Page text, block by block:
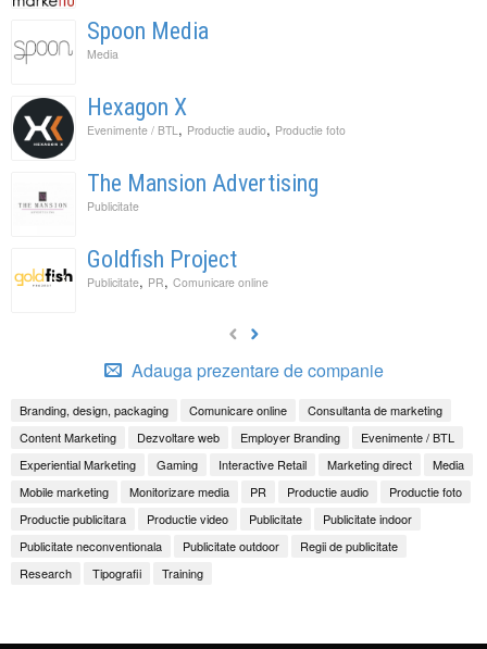
Spoon Media
Media
Hexagon X
Evenimente / BTL, Productie audio, Productie foto
The Mansion Advertising
Publicitate
Goldfish Project
Publicitate, PR, Comunicare online
Adauga prezentare de companie
Branding, design, packaging Comunicare online
Consultanta de marketing
Content Marketing
Dezvoltare web Employer Branding
Evenimente / BTL
Experiential Marketing
Gaming Interactive Retail Marketing direct
Media
Mobile marketing
Monitorizare media PR Productie audio
Productie foto
Productie publicitara
Productie video Publicitate
Publicitate indoor
Publicitate neconventionala
Publicitate outdoor
Regii de publicitate
Research
Tipografii Training